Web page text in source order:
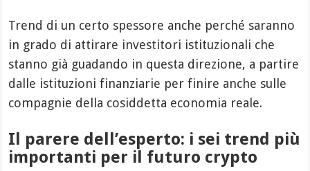
Trend di un certo spessore anche perché saranno
in grado di attirare investitori istituzionali che
stanno già guadando in questa direzione, a partire
dalle istituzioni finanziarie per finire anche sulle
compagnie della cosiddetta economia reale.
Il parere dell’esperto: i sei trend più
importanti per il futuro crypto